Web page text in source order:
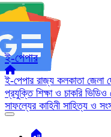
ই-পেপার
ই-পেপার রাজ্য কলকাতা জেলা
প্রযুক্তি শিক্ষা ও চাকরি ভিডিও
সাফল্যের কাহিনী সাহিত্য ও